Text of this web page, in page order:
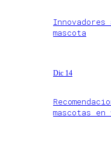
mascota
Dic 14
mascotas en